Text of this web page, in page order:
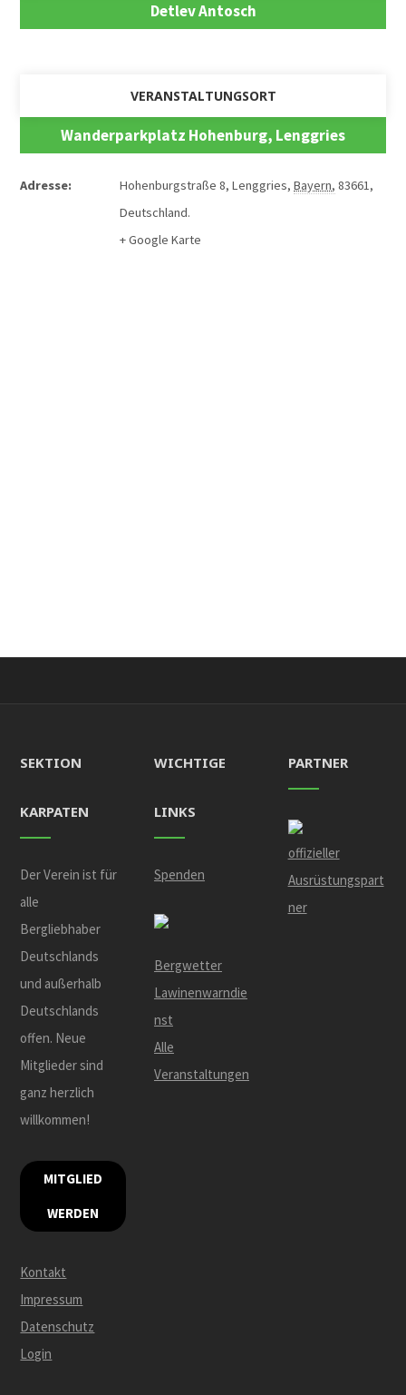
Detlev Antosch
VERANSTALTUNGSORT
Wanderparkplatz Hohenburg, Lenggries
Adresse: Hohenburgstraße 8, Lenggries, Bayern, 83661,
Deutschland.
+ Google Karte
SEKTION
KARPATEN
Der Verein ist für
alle
Bergliebhaber
Deutschlands
und außerhalb
Deutschlands
offen. Neue
Mitglieder sind
ganz herzlich
willkommen!
MITGLIED
WERDEN
Kontakt
Impressum
Datenschutz
Login
WICHTIGE
LINKS
Spenden
Bergwetter
Lawinenwarndie
nst
Alle
Veranstaltungen
PARTNER
offizieller
Ausrüstungspart
ner